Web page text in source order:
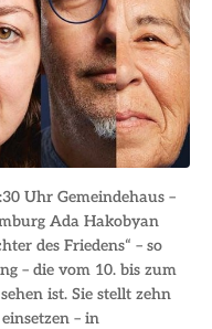
Uhr Gemeindehaus –
Ada Hakobyan
des Friedens“ – so
– die vom 10. bis zum
ist. Sie stellt zehn
– in